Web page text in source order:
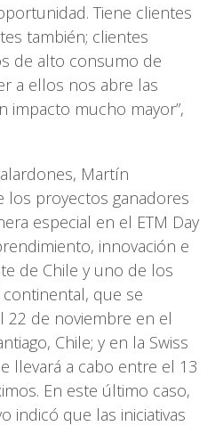
Tiene clientes
también; clientes
de alto consumo de
a ellos nos abre las
impacto mucho mayor”,
Martín
los proyectos ganadores
especial en el ETM Day
innovación e
de Chile y uno de los
que se
22 de noviembre en el
Chile; y en la Swiss
llevará a cabo entre el 13
En este último caso,
indicó que las iniciativas